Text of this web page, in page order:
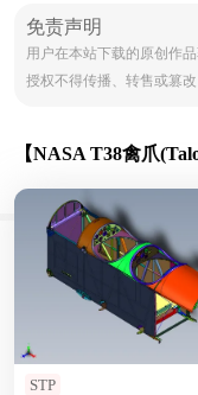
免责声明
用户在本站下载的原创作
授权不得传播、转售或篡
【NASA T38禽爪
STP